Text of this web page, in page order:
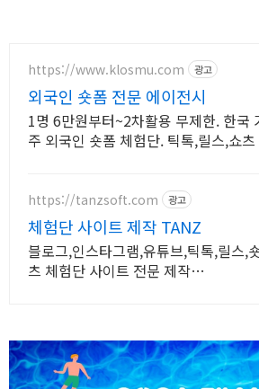
https://www.klosmu.com 광고
외국인 숏폼 전문 에이전시
1명 6만원부터~2차활용 무제한. 한국
주 외국인 숏폼 체험단. 틱톡,릴스,쇼츠
https://tanzsoft.com 광고
체험단 사이트 제작 TANZ
블로그,인스타그램,유튜브,틱톡,릴스,
츠 체험단 사이트 전문 제작